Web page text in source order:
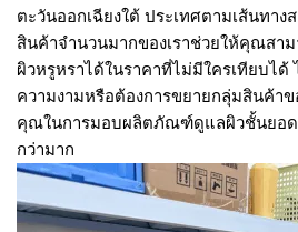
ตะวันออกเฉียงใต้ ประเทศตามเส้นทา
สินค้าจำนวนมากของเราช่วยให้คุณส
ผิวหรูหราได้ในราคาที่ไม่มีใครเทียบได้
ความงามหรือต้องการขยายกลุ่มสินค้า
คุณในการมอบผลิตภัณฑ์ดูแลผิวชั้นยอด
กว่ามาก